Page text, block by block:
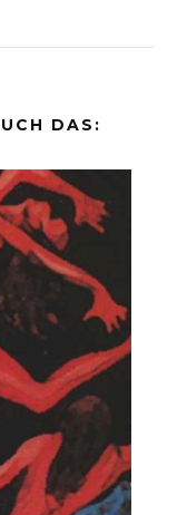
DAS: